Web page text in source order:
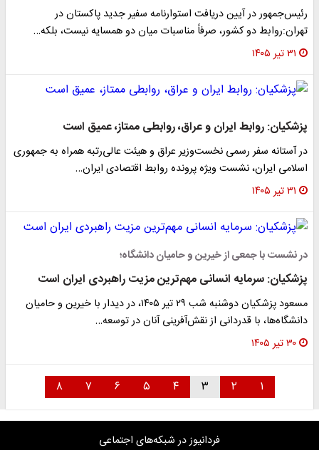
رئیس‌جمهور در آیین دریافت استوارنامه سفیر جدید پاکستان در
تهران:روابط دو کشور، صرفاً مناسبات میان دو همسایه نیست، بلکه…
۳۱ تیر ۱۴۰۵
پزشکیان: روابط ایران و عراق، روابطی ممتاز، عمیق است
در آستانه سفر رسمی نخست‌وزیر عراق و هیئت عالی‌رتبه همراه به جمهوری
اسلامی ایران، نشست ویژه پرونده روابط اقتصادی ایران…
۳۱ تیر ۱۴۰۵
در نشست با جمعی از خیرین و حامیان دانشگاه؛
پزشکیان: سرمایه انسانی مهم‌ترین مزیت راهبردی ایران است
مسعود پزشکیان دوشنبه شب ۲۹ تیر ۱۴۰۵، در دیدار با خیرین و حامیان
دانشگاه‌ها، با قدردانی از نقش‌آفرینی آنان در توسعه…
۳۰ تیر ۱۴۰۵
۱ ۲ ۳ ۴ ۵ ۶ ۷ ۸
فردانیوز در شبکه‌های اجتماعی